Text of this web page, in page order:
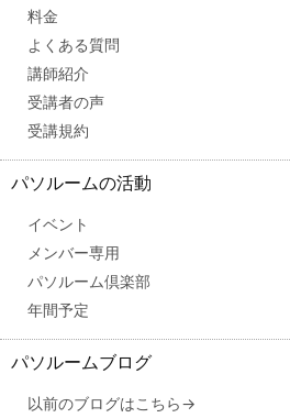
料金
よくある質問
講師紹介
受講者の声
受講規約
パソルームの活動
イベント
メンバー専用
パソルーム倶楽部
年間予定
パソルームブログ
以前のブログはこちら→